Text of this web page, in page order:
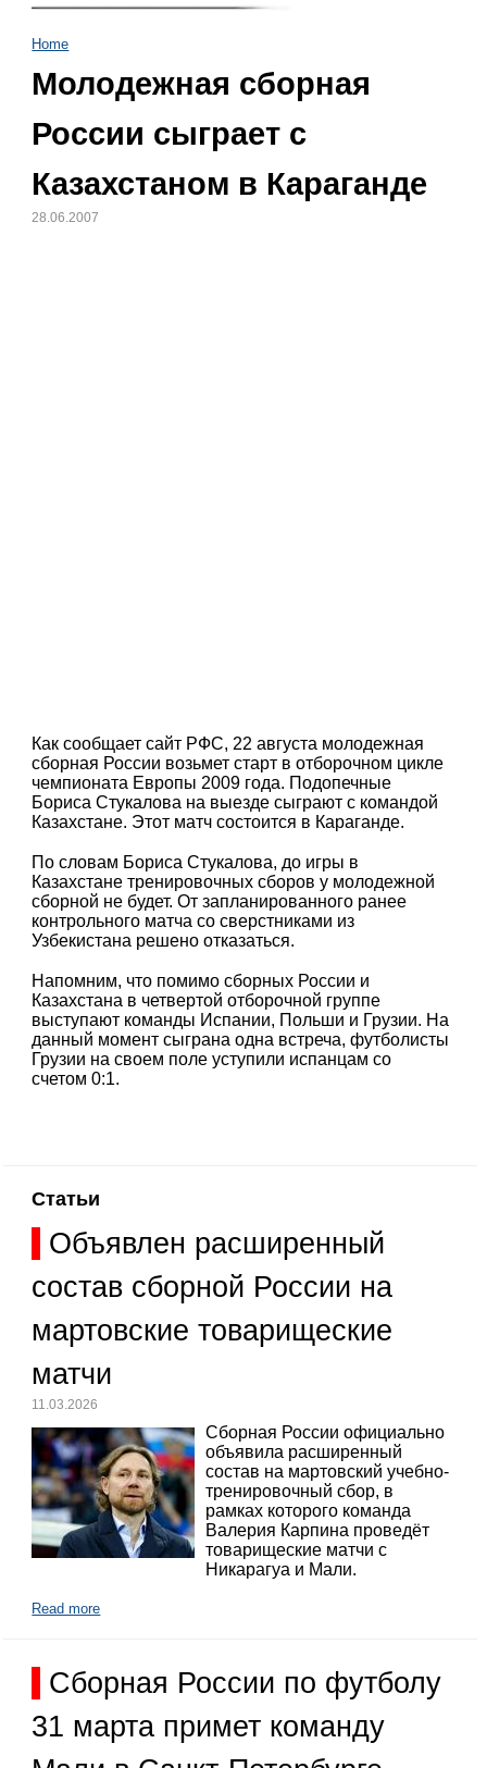
Home
Молодежная сборная
России сыграет с
Казахстаном в Караганде
28.06.2007
Как сообщает сайт РФС, 22 августа молодежная
сборная России возьмет старт в отборочном цикле
чемпионата Европы 2009 года. Подопечные
Бориса Стукалова на выезде сыграют с командой
Казахстане. Этот матч состоится в Караганде.
По словам Бориса Стукалова, до игры в
Казахстане тренировочных сборов у молодежной
сборной не будет. От запланированного ранее
контрольного матча со сверстниками из
Узбекистана решено отказаться.
Напомним, что помимо сборных России и
Казахстана в четвертой отборочной группе
выступают команды Испании, Польши и Грузии. На
данный момент сыграна одна встреча, футболисты
Грузии на своем поле уступили испанцам со
счетом 0:1.
Статьи
Объявлен расширенный
состав сборной России на
мартовские товарищеские
матчи
11.03.2026
Сборная России официально
объявила расширенный
состав на мартовский учебно-
тренировочный сбор, в
рамках которого команда
Валерия Карпина проведёт
товарищеские матчи с
Никарагуа и Мали.
Read more
Сборная России по футболу
31 марта примет команду